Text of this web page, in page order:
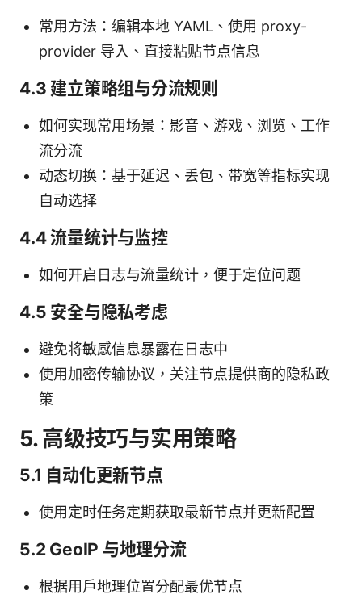
常用方法：编辑本地 YAML、使用 proxy-
provider 导入、直接粘贴节点信息
4.3 建立策略组与分流规则
如何实现常用场景：影音、游戏、浏览、工作
流分流
动态切换：基于延迟、丢包、带宽等指标实现
自动选择
4.4 流量统计与监控
如何开启日志与流量统计，便于定位问题
4.5 安全与隐私考虑
避免将敏感信息暴露在日志中
使用加密传输协议，关注节点提供商的隐私政
策
5. 高级技巧与实用策略
5.1 自动化更新节点
使用定时任务定期获取最新节点并更新配置
5.2 GeoIP 与地理分流
根据用户地理位置分配最优节点